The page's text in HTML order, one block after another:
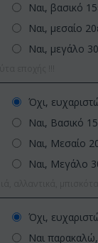
ΚΩΔΙΚΟΣ:
Ορχιδέα
γυάλινο
Ναι, βασικό
Ναι, μεσαίο
Ναι, μεγάλο
Όχι,
Ναι, Βασικό
Ναι, Μεσαίο
Ναι, Μεγάλο
Όχι,
Ναι